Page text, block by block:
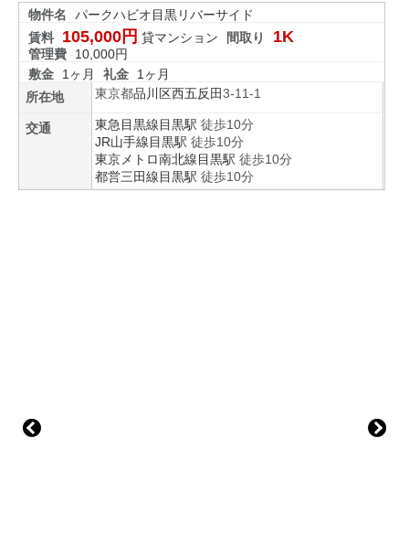
物件名
パークハビオ目黒リバーサイド
賃料
105,000円 貸マンション 間取り 1K
管理費
10,000円
敷金
1ヶ月 礼金
1ヶ月
所在地
東京都品川区西五反田3-11-1
交通 東急目黒線目黒駅 徒歩10分
JR山手線目黒駅 徒歩10分
東京メトロ南北線目黒駅 徒歩10分
都営三田線目黒駅 徒歩10分